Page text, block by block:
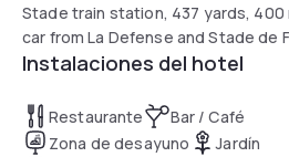
Stade train station, 437 yards, 400
car from La Defense and Stade de
Corner restaurant, conference
Instalaciones del hotel
Restaurante
Bar / Café
Zona de desayuno
Jardín